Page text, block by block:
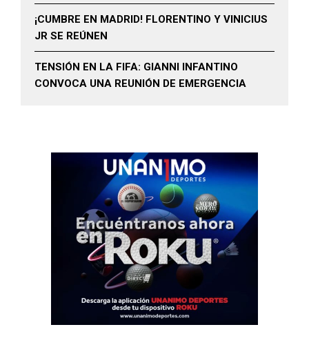
¡CUMBRE EN MADRID! FLORENTINO Y VINICIUS
JR SE REÚNEN
TENSIÓN EN LA FIFA: GIANNI INFANTINO
CONVOCA UNA REUNIÓN DE EMERGENCIA